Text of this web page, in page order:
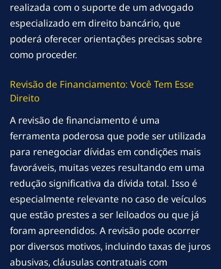
realizada com o suporte de um advogado
especializado em direito bancário, que
poderá oferecer orientações precisas sobre
como proceder.
Revisão de Financiamento: Você Tem Esse
Direito
A revisão de financiamento é uma
ferramenta poderosa que pode ser utilizada
para renegociar dívidas em condições mais
favoráveis, muitas vezes resultando em uma
redução significativa da dívida total. Isso é
especialmente relevante no caso de veículos
que estão prestes a ser leiloados ou que já
foram apreendidos. A revisão pode ocorrer
por diversos motivos, incluindo taxas de juros
abusivas, cláusulas contratuais com